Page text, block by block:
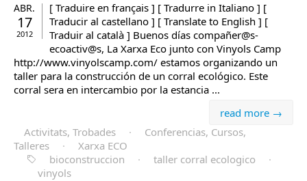
ABR.
17
2012
[ Traduire en français ] [ Tradurre in Italiano ] [
Traducir al castellano ] [ Translate to English ] [
Traduir al català ] Buenos días compañer@s-
ecoactiv@s, La Xarxa Eco junto con Vinyols Camp
http://www.vinyolscamp.com/ estamos organizando un
taller para la construcción de un corral ecológico. Este
corral sera en intercambio por la estancia ...
read more →
Activitats, Trobades
·
Conferencias, Cursos,
Talleres
·
Xarxa ECO
bioconstruccion
· taller corral ecologico
·
vinyols